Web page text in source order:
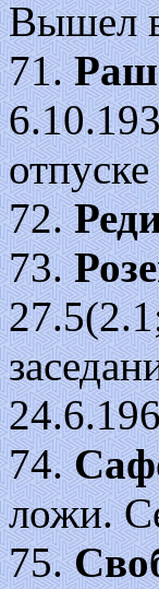
Вышел
71.
72.
73.
74.
ложи.
75.